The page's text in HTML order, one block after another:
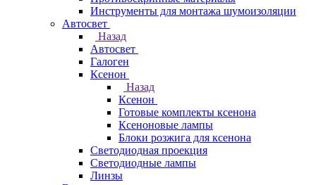
Инструменты для монтажа шумоизоляции
Автосвет
Назад
Автосвет
Галоген
Ксенон
Назад
Ксенон
Готовые комплекты ксенона
Ксеноновые лампы
Блоки розжига для ксенона
Светодиодная проекция
Светодиодные лампы
Линзы